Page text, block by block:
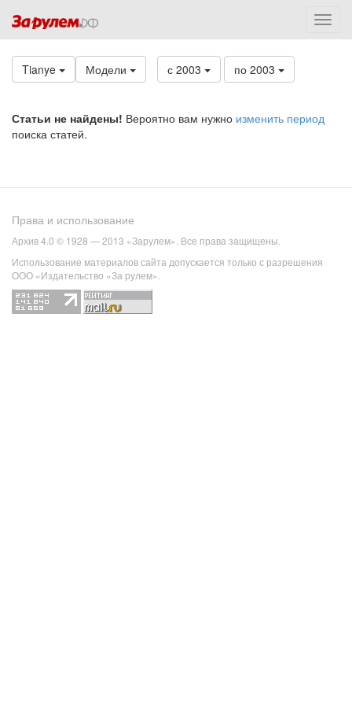
Tianye Модели с 2003 по 2003
Статьи не найдены! Вероятно вам нужно изменить период
поиска статей.
Права и использование
Архив 4.0 © 1928 — 2013 «Зарулем». Все права защищены.
Использование материалов сайта допускается только с разрешения
ООО «Издательство «За рулем».